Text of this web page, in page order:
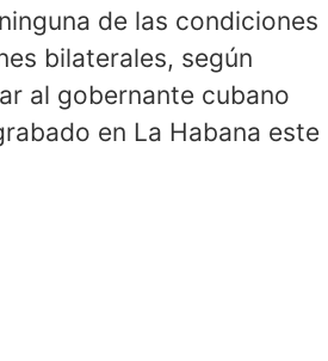
de las condiciones
bilaterales, según
al gobernante cubano
en La Habana este